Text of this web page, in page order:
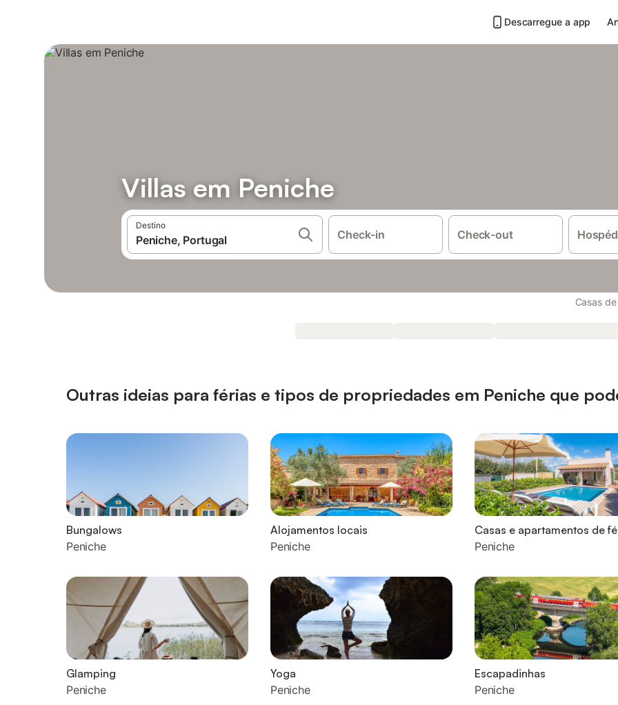
Descarregue a app
Villas em Peniche
Destino
Check-in Check-out
Casas
Outras ideias para férias e tipos de propriedades em Peniche que
Bungalows
Peniche
Alojamentos locais
Peniche
Casas e apartamentos de
Peniche
Glamping
Peniche
Yoga
Peniche
Escapadinhas
Peniche